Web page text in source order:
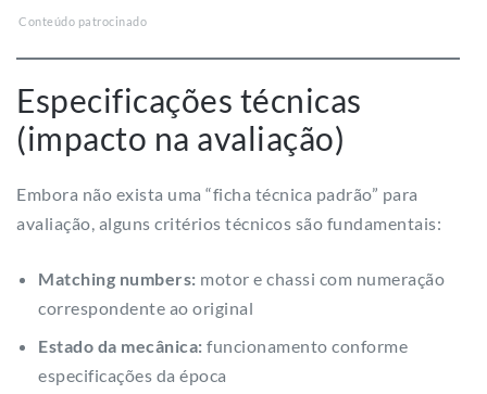
Conteúdo patrocinado
Especificações técnicas
(impacto na avaliação)
Embora não exista uma “ficha técnica padrão” para
avaliação, alguns critérios técnicos são fundamentais:
Matching numbers: motor e chassi com numeração
correspondente ao original
Estado da mecânica: funcionamento conforme
especificações da época